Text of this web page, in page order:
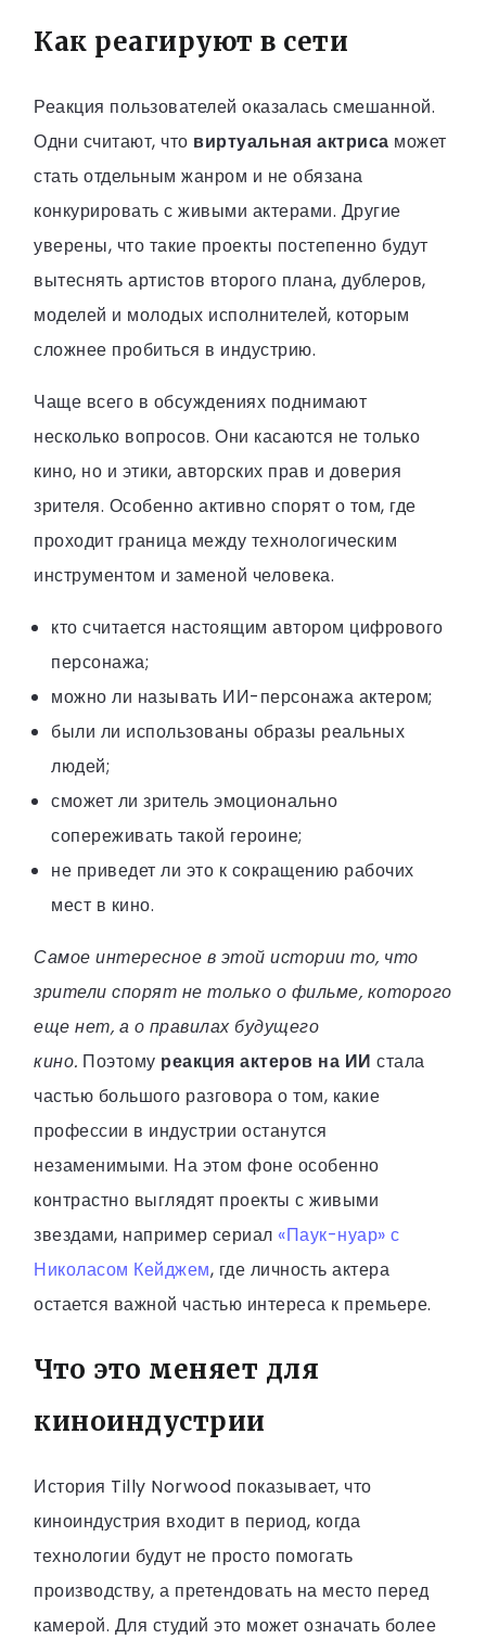
Как реагируют в сети
Реакция пользователей оказалась смешанной.
Одни считают, что виртуальная актриса может
стать отдельным жанром и не обязана
конкурировать с живыми актерами. Другие
уверены, что такие проекты постепенно будут
вытеснять артистов второго плана, дублеров,
моделей и молодых исполнителей, которым
сложнее пробиться в индустрию.
Чаще всего в обсуждениях поднимают
несколько вопросов. Они касаются не только
кино, но и этики, авторских прав и доверия
зрителя. Особенно активно спорят о том, где
проходит граница между технологическим
инструментом и заменой человека.
кто считается настоящим автором цифрового
персонажа;
можно ли называть ИИ-персонажа актером;
были ли использованы образы реальных
людей;
сможет ли зритель эмоционально
сопереживать такой героине;
не приведет ли это к сокращению рабочих
мест в кино.
Самое интересное в этой истории то, что
зрители спорят не только о фильме, которого
еще нет, а о правилах будущего
кино. Поэтому реакция актеров на ИИ стала
частью большого разговора о том, какие
профессии в индустрии останутся
незаменимыми. На этом фоне особенно
контрастно выглядят проекты с живыми
звездами, например сериал «Паук-нуар» с
Николасом Кейджем, где личность актера
остается важной частью интереса к премьере.
Что это меняет для
киноиндустрии
История Tilly Norwood показывает, что
киноиндустрия входит в период, когда
технологии будут не просто помогать
производству, а претендовать на место перед
камерой. Для студий это может означать более